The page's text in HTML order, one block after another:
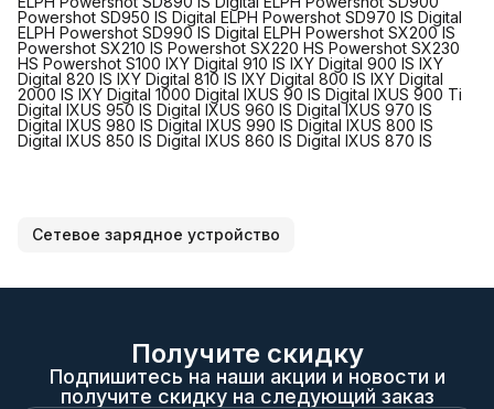
Powershot SD950 IS Digital ELPH Powershot SD970 IS Digital
ELPH Powershot SD990 IS Digital ELPH Powershot SX200 IS
Powershot SX210 IS Powershot SX220 HS Powershot SX230
HS Powershot S100 IXY Digital 910 IS IXY Digital 900 IS IXY
Digital 820 IS IXY Digital 810 IS IXY Digital 800 IS IXY Digital
2000 IS IXY Digital 1000 Digital IXUS 90 IS Digital IXUS 900 Ti
Digital IXUS 950 IS Digital IXUS 960 IS Digital IXUS 970 IS
Digital IXUS 980 IS Digital IXUS 990 IS Digital IXUS 800 IS
Digital IXUS 850 IS Digital IXUS 860 IS Digital IXUS 870 IS
Сетевое зарядное устройство
Получите скидку
Подпишитесь на наши акции и новости и
получите скидку на следующий заказ